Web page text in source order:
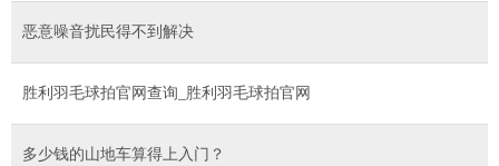
恶意噪音扰民得不到解决
胜利羽毛球拍官网查询_胜利羽毛球拍官网
多少钱的山地车算得上入门？